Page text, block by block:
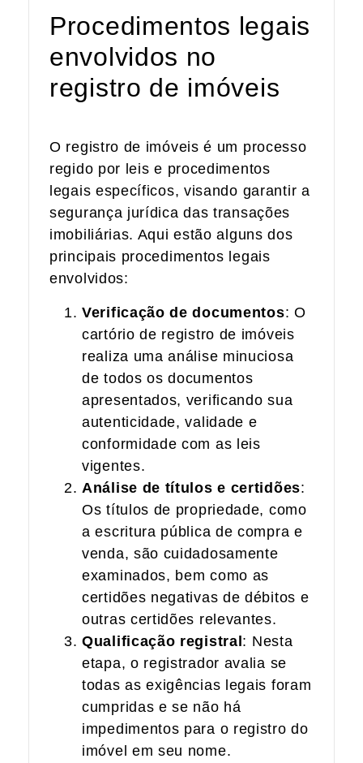
Procedimentos legais
envolvidos no
registro de imóveis
O registro de imóveis é um processo
regido por leis e procedimentos
legais específicos, visando garantir a
segurança jurídica das transações
imobiliárias. Aqui estão alguns dos
principais procedimentos legais
envolvidos:
Verificação de documentos: O
cartório de registro de imóveis
realiza uma análise minuciosa
de todos os documentos
apresentados, verificando sua
autenticidade, validade e
conformidade com as leis
vigentes.
Análise de títulos e certidões:
Os títulos de propriedade, como
a escritura pública de compra e
venda, são cuidadosamente
examinados, bem como as
certidões negativas de débitos e
outras certidões relevantes.
Qualificação registral: Nesta
etapa, o registrador avalia se
todas as exigências legais foram
cumpridas e se não há
impedimentos para o registro do
imóvel em seu nome.